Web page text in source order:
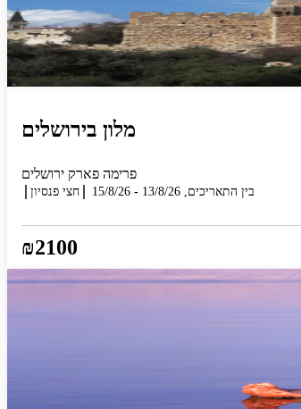
מלון בירושלים
₪2100
פרימה פארק ירושלים
בין התאריכים, -
15/8/26 חצי פנסיון